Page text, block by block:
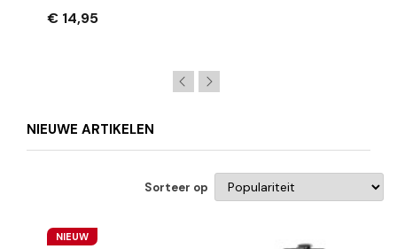
€ 14,95
NIEUWE ARTIKELEN
Sorteer op
NIEUW